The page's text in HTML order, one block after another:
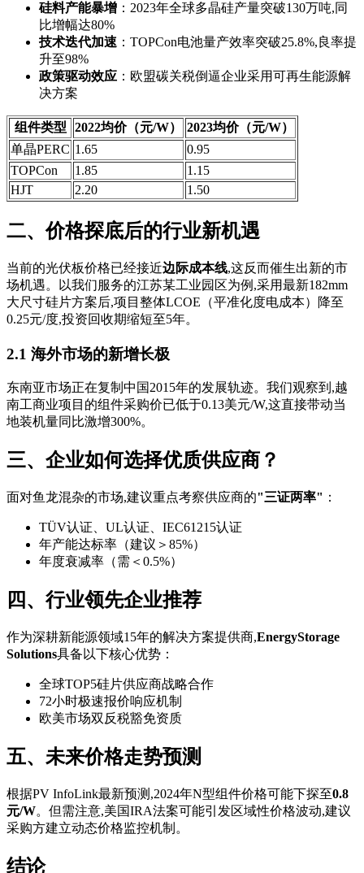
硅料产能暴增 ：2023年全球多晶硅产量突破130万吨,同
比增幅达80%
技术迭代加速 ：TOPCon电池量产效率突破25.8%,良率提
升至98%
政策驱动效应 ：欧盟碳关税倒逼企业采用可再生能源解
决方案
组件类型 2022均价（元/W）
2023均价（元/W）
单晶PERC 1.65
0.95
TOPCon
1.85
1.15
HJT
2.20 1.50
二、价格探底后的行业新机遇
当前的光伏板价格已经接近边际成本线,这反而催生出新的市
场机遇。以我们服务的江苏某工业园区为例,采用最新182mm
大尺寸硅片方案后,项目整体LCOE（平准化度电成本）降至
0.25元/度,投资回收期缩短至5年。
2.1 海外市场的新增长极
东南亚市场正在复制中国2015年的发展轨迹。我们观察到,越
南工商业项目的组件采购价已低于0.13美元/W,这直接带动当
地装机量同比激增300%。
三、企业如何选择优质供应商？
面对鱼龙混杂的市场,建议重点考察供应商的"三证两率" ：
TÜV认证、UL认证、IEC61215认证
年产能达标率（建议＞85%）
年度衰减率（需＜0.5%）
四、行业领先企业推荐
作为深耕新能源领域15年的解决方案提供商,EnergyStorage
Solutions具备以下核心优势：
全球TOP5硅片供应商战略合作
72小时极速报价响应机制
欧美市场双反税豁免资质
五、未来价格走势预测
根据PV InfoLink最新预测,2024年N型组件价格可能下探至0.8
元/W。但需注意,美国IRA法案可能引发区域性价格波动,建议
采购方建立动态价格监控机制。
结论